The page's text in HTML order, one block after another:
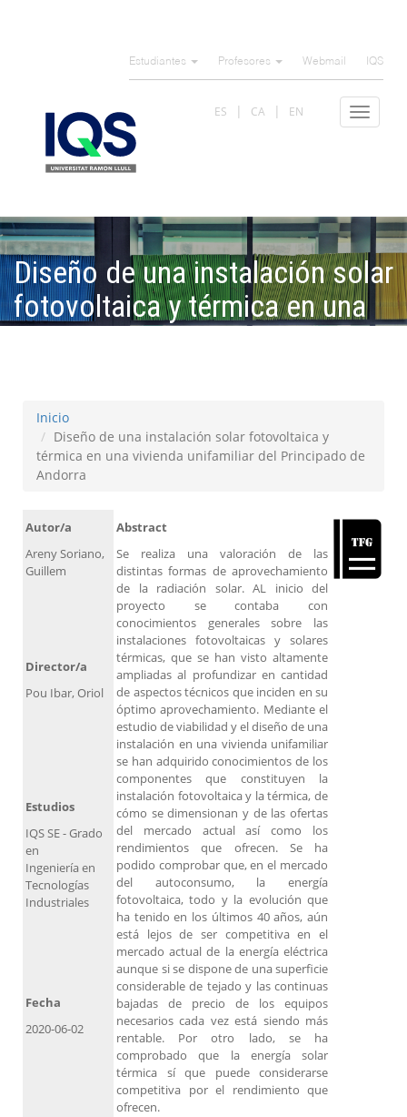
Estudiantes Profesores Webmail IQS
Toggle
ES CA EN
Diseño de una instalación solar
fotovoltaica y térmica en una
Inicio
Diseño de una instalación solar fotovoltaica y
térmica en una vivienda unifamiliar del Principado de
Andorra
Autor/a
Areny Soriano,
Guillem
Abstract
Se realiza una valoración de las
distintas formas de aprovechamiento
de la radiación solar. AL inicio del
proyecto se contaba con
conocimientos generales sobre las
instalaciones fotovoltaicas y solares
térmicas, que se han visto altamente
ampliadas al profundizar en cantidad
de aspectos técnicos que inciden en su
óptimo aprovechamiento. Mediante el
estudio de viabilidad y el diseño de una
instalación en una vivienda unifamiliar
se han adquirido conocimientos de los
componentes que constituyen la
instalación fotovoltaica y la térmica, de
cómo se dimensionan y de las ofertas
del mercado actual así como los
rendimientos que ofrecen. Se ha
podido comprobar que, en el mercado
del autoconsumo, la energía
fotovoltaica, todo y la evolución que
ha tenido en los últimos 40 años, aún
está lejos de ser competitiva en el
mercado actual de la energía eléctrica
aunque si se dispone de una superficie
considerable de tejado y las continuas
bajadas de precio de los equipos
necesarios cada vez está siendo más
rentable. Por otro lado, se ha
comprobado que la energía solar
térmica sí que puede considerarse
competitiva por el rendimiento que
ofrecen.
Director/a
Pou Ibar, Oriol
Estudios
IQS SE - Grado
en
Ingeniería en
Tecnologías
Industriales
Fecha
2020-06-02